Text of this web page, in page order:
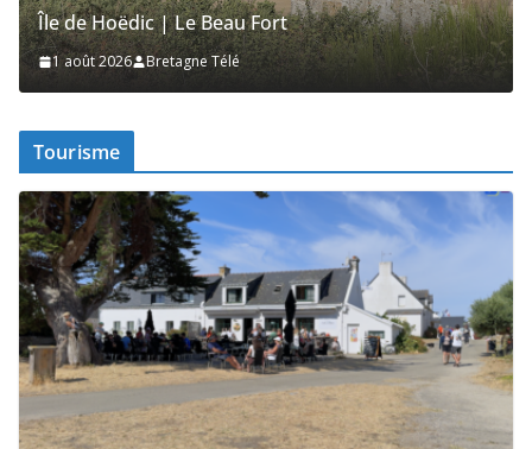
Île de Hoëdic | Les Secrets de la Lande
1 août 2026 Bretagne Télé
Tourisme